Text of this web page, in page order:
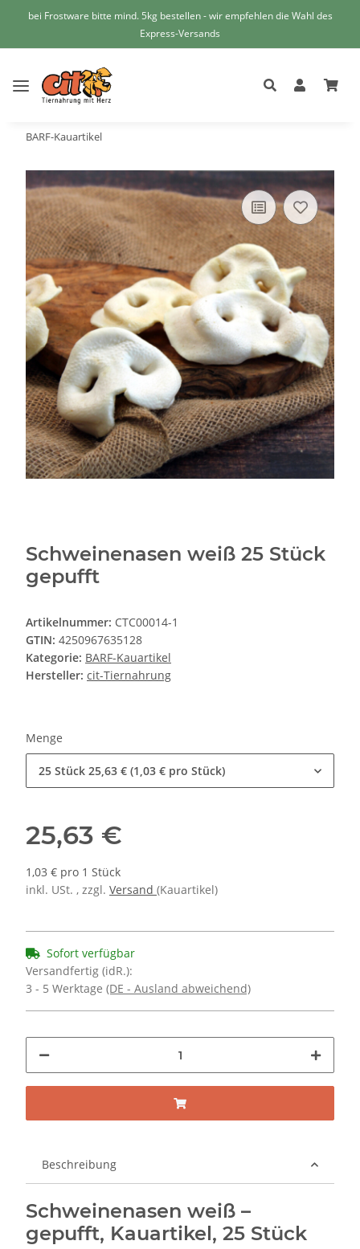
bei Frostware bitte mind. 5kg bestellen - wir empfehlen die Wahl des
Express-Versands
BARF-Kauartikel
Schweinenasen weiß 25 Stück
gepufft
Artikelnummer: CTC00014-1
GTIN: 4250967635128
Kategorie: BARF-Kauartikel
Hersteller: cit-Tiernahrung
Menge
25 Stück 25,63 € (1,03 € pro Stück)
25,63 €
1,03 € pro 1 Stück
inkl. USt. , zzgl. Versand (Kauartikel)
Sofort verfügbar
Versandfertig (idR.):
3 - 5 Werktage (DE - Ausland abweichend)
Beschreibung
Schweinenasen weiß –
gepufft, Kauartikel, 25 Stück